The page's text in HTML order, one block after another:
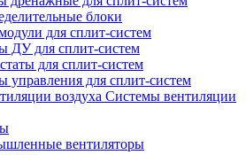
блоки
для сплит-систем
ДУ для сплит-систем
для сплит-систем
управления для сплит-систем
Системы вентиляции
вентиляторы